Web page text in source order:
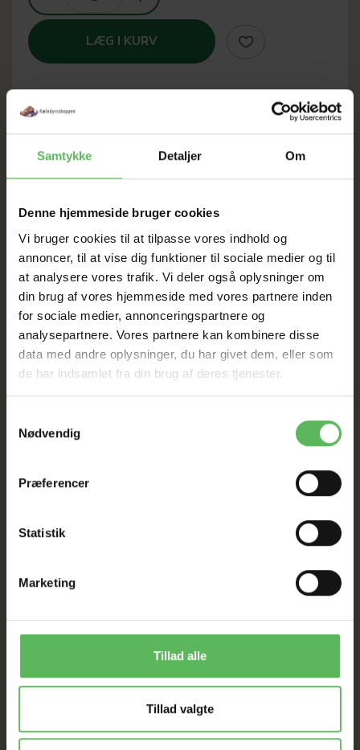
Samtykke Detaljer Om
Denne hjemmeside bruger cookies
Vi bruger cookies til at tilpasse vores indhold og
annoncer, til at vise dig funktioner til sociale medier og til
at analysere vores trafik. Vi deler også oplysninger om
din brug af vores hjemmeside med vores partnere inden
for sociale medier, annonceringspartnere og
analysepartnere. Vores partnere kan kombinere disse
data med andre oplysninger, du har givet dem, eller som
de har indsamlet fra din brug af deres tjenester.
Nødvendig
Præferencer
Statistik
Marketing
Tillad alle
Tillad valgte
LÆG I KURV
SOMMER
UDSALG
TIL D. 8 AUGUST
HELE WEBSHOPPEN ER
SAT NED
Tilbud GÆLDER IKKE
I FYSISK BUTIKKERE
Populær
Populær